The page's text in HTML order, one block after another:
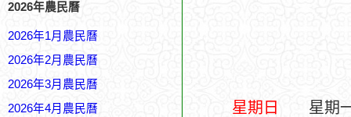
2026年農民曆
2026年1月農民曆
2026年2月農民曆
2026年3月農民曆
2026年4月農民曆
星期日 星期